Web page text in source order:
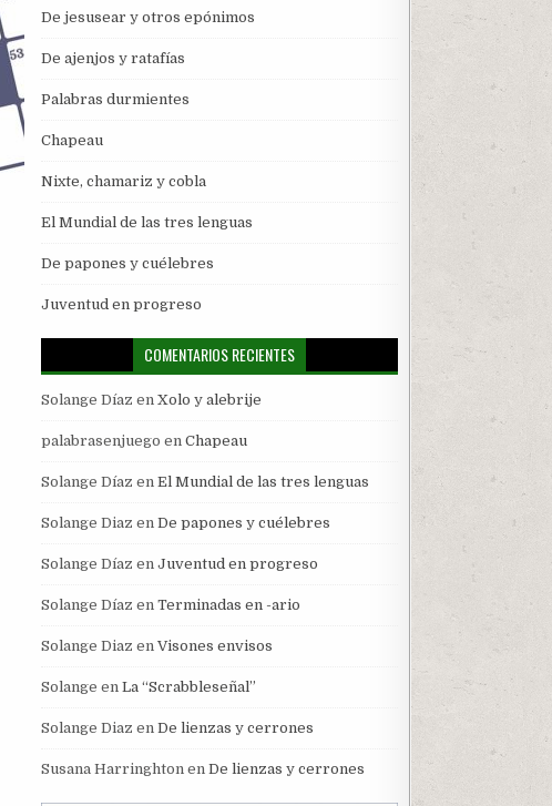
De jesusear y otros epónimos
De ajenjos y ratafías
Palabras durmientes
Chapeau
Nixte, chamariz y cobla
El Mundial de las tres lenguas
De papones y cuélebres
Juventud en progreso
COMENTARIOS RECIENTES
Solange Díaz enXolo y alebrije
palabrasenjuego enChapeau
Solange Díaz enEl Mundial de las tres lenguas
Solange Diaz enDe papones y cuélebres
Solange Díaz enJuventud en progreso
Solange Díaz enTerminadas en -ario
Solange Diaz enVisones envisos
Solange enLa “Scrabbleseñal”
Solange Diaz enDe lienzas y cerrones
Susana Harringhton enDe lienzas y cerrones